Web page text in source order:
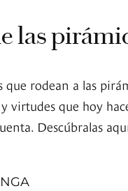
las
que rodean a las
virtudes que hoy
Descúbralas